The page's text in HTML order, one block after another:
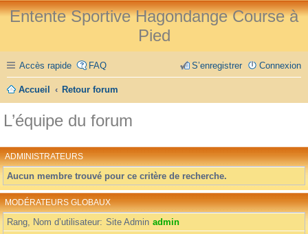
Entente Sportive Hagondange Course à
Pied
Accès rapide FAQ Connexion
S’enregistrer
Accueil Retour forum
L’équipe du forum
ADMINISTRATEURS
Aucun membre trouvé pour ce critère de recherche.
MODÉRATEURS GLOBAUX
Rang, Nom d’utilisateur Site Admin admin